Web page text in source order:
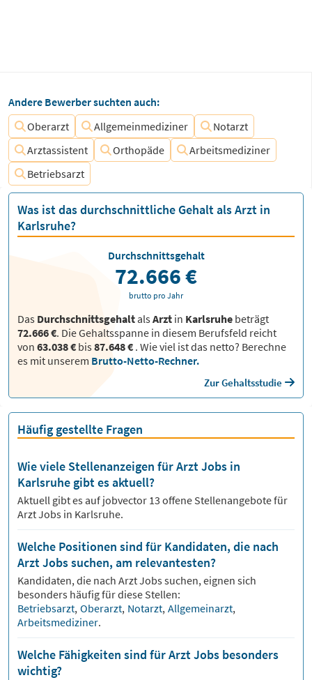
Andere Bewerber suchten auch:
Oberarzt
Allgemeinmediziner
Notarzt
Arztassistent
Orthopäde
Arbeitsmediziner
Betriebsarzt
Was ist das durchschnittliche Gehalt als Arzt in
Karlsruhe?
Das DurchschnittsgehaltalsArzt in Karlsruhe beträgt
72.666 €. Die Gehaltsspanne in diesem Berufsfeld reicht
von 63.038 € bis87.648 € . Wie viel ist das netto? Berechne
es mit unserem Brutto-Netto-Rechner.
Zur Gehaltsstudie
Durchschnittsgehalt
72.666 €
brutto pro Jahr
Häufig gestellte Fragen
Wie viele Stellenanzeigen für Arzt Jobs in
Karlsruhe gibt es aktuell?
Aktuell gibt es auf jobvector 13 offene Stellenangebote für
Arzt Jobs in Karlsruhe.
Welche Positionen sind für Kandidaten, die nach
Arzt Jobs suchen, am relevantesten?
Kandidaten, die nach ArztJobs suchen, eignen sich
besonders häufig für diese Stellen:
Betriebsarzt, Oberarzt, Notarzt, Allgemeinarzt,
Arbeitsmediziner.
Welche Fähigkeiten sind für Arzt Jobs besonders
wichtig?